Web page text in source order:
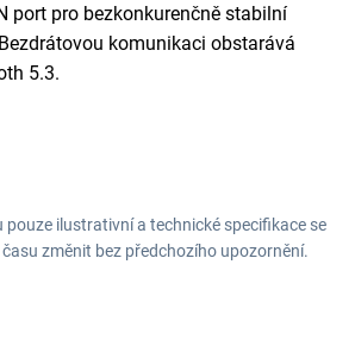
port pro bezkonkurenčně stabilní
komunikaci obstarává
5.3.
pouze ilustrativní a technické specifikace se
změnit bez předchozího upozornění.